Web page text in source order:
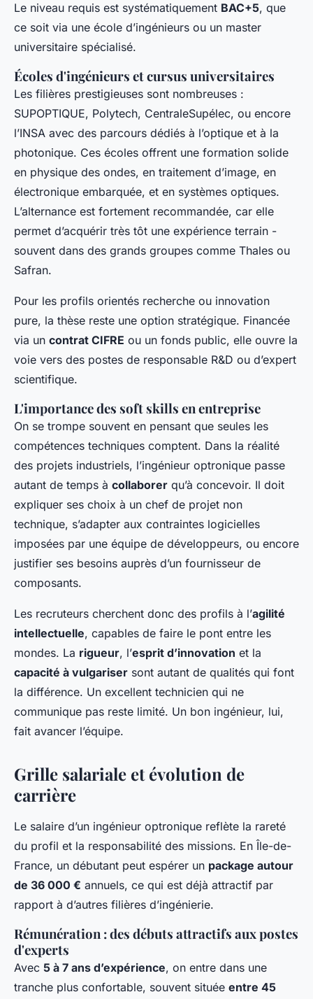
Le niveau requis est systématiquement BAC+5, que
ce soit via une école d’ingénieurs ou un master
universitaire spécialisé.
Écoles d'ingénieurs et cursus universitaires
Les filières prestigieuses sont nombreuses :
SUPOPTIQUE, Polytech, CentraleSupélec, ou encore
l’INSA avec des parcours dédiés à l’optique et à la
photonique. Ces écoles offrent une formation solide
en physique des ondes, en traitement d’image, en
électronique embarquée, et en systèmes optiques.
L’alternance est fortement recommandée, car elle
permet d’acquérir très tôt une expérience terrain -
souvent dans des grands groupes comme Thales ou
Safran.
Pour les profils orientés recherche ou innovation
pure, la thèse reste une option stratégique. Financée
via un contrat CIFRE ou un fonds public, elle ouvre la
voie vers des postes de responsable R&D ou d’expert
scientifique.
L'importance des soft skills en entreprise
On se trompe souvent en pensant que seules les
compétences techniques comptent. Dans la réalité
des projets industriels, l’ingénieur optronique passe
autant de temps à collaborer qu’à concevoir. Il doit
expliquer ses choix à un chef de projet non
technique, s’adapter aux contraintes logicielles
imposées par une équipe de développeurs, ou encore
justifier ses besoins auprès d’un fournisseur de
composants.
Les recruteurs cherchent donc des profils à l’agilité
intellectuelle, capables de faire le pont entre les
mondes. La rigueur, l’esprit d’innovation et la
capacité à vulgariser sont autant de qualités qui font
la différence. Un excellent technicien qui ne
communique pas reste limité. Un bon ingénieur, lui,
fait avancer l’équipe.
Grille salariale et évolution de
carrière
Le salaire d’un ingénieur optronique reflète la rareté
du profil et la responsabilité des missions. En Île-de-
France, un débutant peut espérer un package autour
de 36 000 € annuels, ce qui est déjà attractif par
rapport à d’autres filières d’ingénierie.
Rémunération : des débuts attractifs aux postes
d'experts
Avec 5 à 7 ans d’expérience, on entre dans une
tranche plus confortable, souvent située entre 45